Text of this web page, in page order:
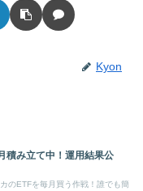
Kyon
積み立て中！運用結果公
のETFを毎月買う作戦！誰でも簡